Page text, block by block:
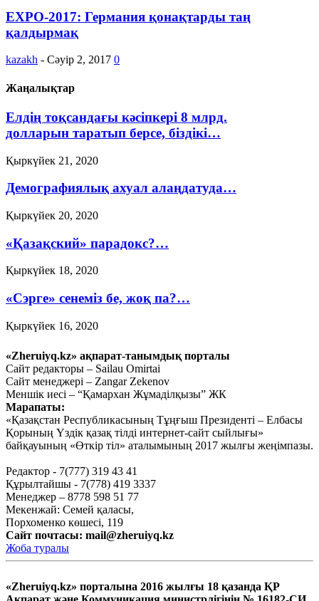
EXPO-2017: Германия қонақтарды таң
қалдырмақ
kazakh - Сәуір 2, 2017 0
Жаңалықтар
Елдің тоқсандағы кәсіпкері 8 млрд.
долларын таратып берсе, біздікі…
Қыркүйек 21, 2020
Демографиялық ахуал алаңдатуда…
Қыркүйек 20, 2020
«Қазақский» парадокс?…
Қыркүйек 18, 2020
«Сэрге» сенеміз бе, жоқ па?…
Қыркүйек 16, 2020
Ауыл шаруашылығын
дамытпай, бәсекеге қабілетті
экономика құру мүмкін емес
Қыркүйек 15, 2020
Тағы оқу
«Zheruiyq.kz» ақпарат-танымдық порталы
Сайт редакторы – Sailau Omirtai
Сайт менеджері – Zangar Zekenov
Меншік иесі – “Қамархан Жұмаділқызы” ЖК
Марапаты:
«Қазақстан Республикасының Тұңғыш Президенті – Елбасы
Қорының Үздік қазақ тілді интернет-сайт сыйлығы»
байқауының «Өткір тіл» аталымының 2017 жылғы жеңімпазы.
Редактор - 7(777) 319 43 41
Құрылтайшы - 7(778) 419 3337
Менеджер – 8778 598 51 77
Мекенжай: Семей қаласы,
Порхоменко көшесі, 119
Сайт почтасы: mail@zheruiyq.kz
Жоба туралы
«Zheruiyq.kz» порталына 2016 жылғы 18 қазанда ҚР